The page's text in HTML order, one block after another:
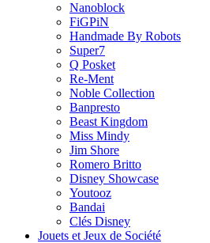
Nanoblock
FiGPiN
Handmade By Robots
Super7
Q Posket
Re-Ment
Noble Collection
Banpresto
Beast Kingdom
Miss Mindy
Jim Shore
Romero Britto
Disney Showcase
Youtooz
Bandai
Clés Disney
Jouets et Jeux de Société